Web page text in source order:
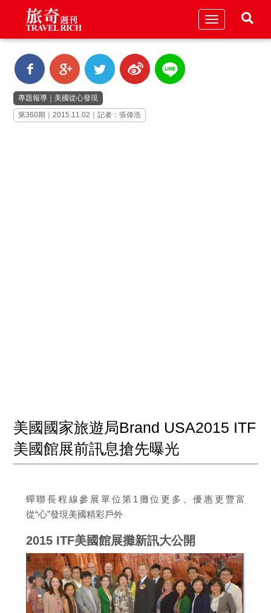
Toggle
專題報導 ｜美國從心發現
第360期｜2015.11.02｜記者：張偉浩
美國國家旅遊局Brand USA2015 ITF
美國館展前訊息搶先曝光
蟬聯長程線參展單位第1攤位更多、優惠更豐富
從“心”發現美國精彩戶外
2015 ITF美國館展攤新訊大公開